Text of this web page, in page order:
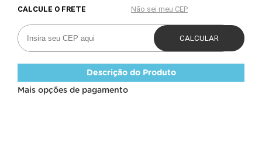
Descrição do Produto
Mais opções de pagamento